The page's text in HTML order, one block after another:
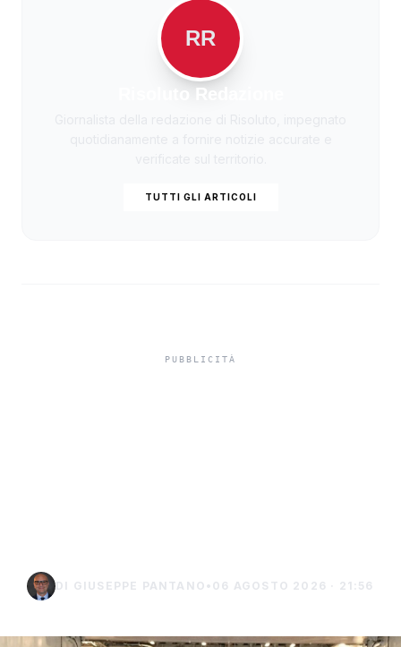
RR
Risoluto Redazione
TUTTI GLI ARTICOLI
DI GIUSEPPE PANTANO • 06 AGOSTO 2026 · 21:56